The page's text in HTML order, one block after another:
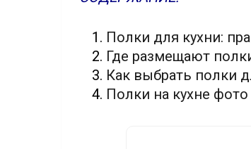
Полки для кухни:
Где размещают
Как выбрать полки
Полки на кухне фото